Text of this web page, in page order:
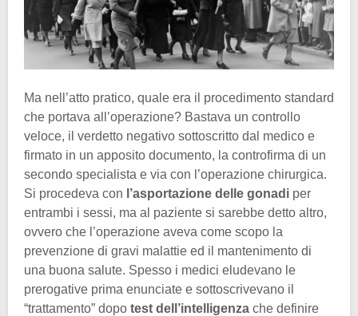
Ma nell’atto pratico, quale era il procedimento standard
che portava all’operazione? Bastava un controllo
veloce, il verdetto negativo sottoscritto dal medico e
firmato in un apposito documento, la controfirma di un
secondo specialista e via con l’operazione chirurgica.
Si procedeva con l’asportazione delle gonadi per
entrambi i sessi, ma al paziente si sarebbe detto altro,
ovvero che l’operazione aveva come scopo la
prevenzione di gravi malattie ed il mantenimento di
una buona salute. Spesso i medici eludevano le
prerogative prima enunciate e sottoscrivevano il
“trattamento” dopo test dell’intelligenza che definire